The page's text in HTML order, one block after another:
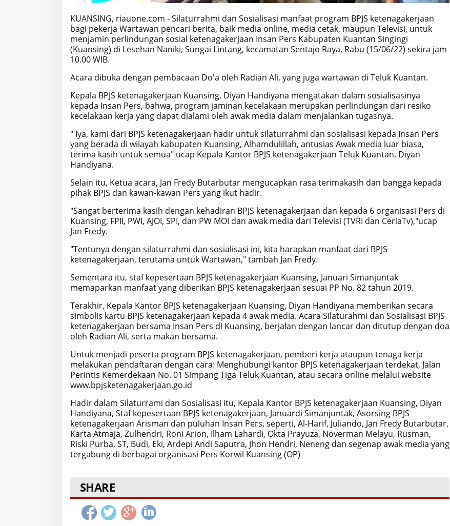
KUANSING, riauone.com - Silaturrahmi dan Sosialisasi manfaat program BPJS ketenagakerjaan
bagi pekerja Wartawan pencari berita, baik media online, media cetak, maupun Televisi, untuk
menjamin perlindungan sosial ketenagakerjaan Insan Pers Kabupaten Kuantan Singingi
(Kuansing) di Lesehan Naniki, Sungai Lintang, kecamatan Sentajo Raya, Rabu (15/06/22) sekira jam
10.00 WIB.
Acara dibuka dengan pembacaan Do'a oleh Radian Ali, yang juga wartawan di Teluk Kuantan.
Kepala BPJS ketenagakerjaan Kuansing, Diyan Handiyana mengatakan dalam sosialisasinya
kepada Insan Pers, bahwa, program jaminan kecelakaan merupakan perlindungan dari resiko
kecelakaan kerja yang dapat dialami oleh awak media dalam menjalankan tugasnya.
" Iya, kami dari BPJS ketenagakerjaan hadir untuk silaturrahmi dan sosialisasi kepada Insan Pers
yang berada di wilayah kabupaten Kuansing, Alhamdulillah, antusias Awak media luar biasa,
terima kasih untuk semua" ucap Kepala Kantor BPJS ketenagakerjaan Teluk Kuantan, Diyan
Handiyana.
Selain itu, Ketua acara, Jan Fredy Butarbutar mengucapkan rasa terimakasih dan bangga kepada
pihak BPJS dan kawan-kawan Pers yang ikut hadir.
"Sangat berterima kasih dengan kehadiran BPJS ketenagakerjaan dan kepada 6 organisasi Pers di
Kuansing, FPII, PWI, AJOI, SPI, dan PW MOI dan awak media dari Televisi (TVRI dan CeriaTv),"ucap
Jan Fredy.
"Tentunya dengan silaturrahmi dan sosialisasi ini, kita harapkan manfaat dari BPJS
ketenagakerjaan, terutama untuk Wartawan," tambah Jan Fredy.
Sementara itu, staf kepesertaan BPJS ketenagakerjaan Kuansing, Januari Simanjuntak
memaparkan manfaat yang diberikan BPJS ketenagakerjaan sesuai PP No. 82 tahun 2019.
Terakhir, Kepala Kantor BPJS ketenagakerjaan Kuansing, Diyan Handiyana memberikan secara
simbolis kartu BPJS ketenagakerjaan kepada 4 awak media. Acara Silaturahmi dan Sosialisasi BPJS
ketenagakerjaan bersama Insan Pers di Kuansing, berjalan dengan lancar dan ditutup dengan doa
oleh Radian Ali, serta makan bersama.
Untuk menjadi peserta program BPJS ketenagakerjaan, pemberi kerja ataupun tenaga kerja
melakukan pendaftaran dengan cara: Menghubungi kantor BPJS ketenagakerjaan terdekat, Jalan
Perintis Kemerdekaan No. 01 Simpang Tiga Teluk Kuantan, atau secara online melalui website
www.bpjsketenagakerjaan.go.id
Hadir dalam Silaturrami dan Sosialisasi itu, Kepala Kantor BPJS ketenagakerjaan Kuansing, Diyan
Handiyana, Staf kepesertaan BPJS ketenagakerjaan, Januardi Simanjuntak, Asorsing BPJS
ketenagakerjaan Arisman dan puluhan Insan Pers, seperti, Al-Harif, Juliando, Jan Fredy Butarbutar,
Karta Atmaja, Zulhendri, Roni Arion, Ilham Lahardi, Okta Prayuza, Noverman Melayu, Rusman,
Riski Purba, ST, Budi, Eki, Ardepi Andi Saputra, Jhon Hendri, Neneng dan segenap awak media yang
tergabung di berbagai organisasi Pers Korwil Kuansing (OP)
SHARE